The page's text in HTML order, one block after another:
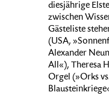
diesjährige
zwischen
Gästeliste
(USA,
Alexander
All«), Theresa
Orgel (»Orks